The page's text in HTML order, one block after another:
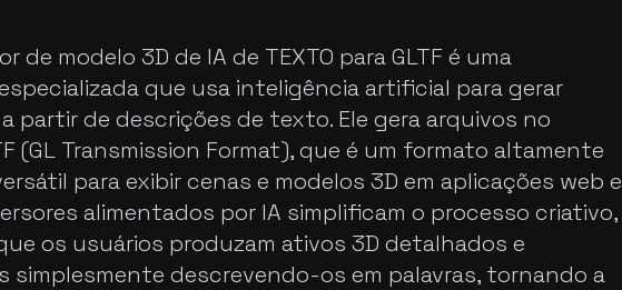
de modelo 3D de IA de TEXTO para GLTF é uma
que usa inteligência artificial para gerar
partir de descrições de texto. Ele gera arquivos no
(GL Transmission Format), que é um formato altamente
para exibir cenas e modelos 3D em aplicações web e
alimentados por IA simplificam o processo criativo,
os usuários produzam ativos 3D detalhados e
simplesmente descrevendo-os em palavras, tornando a